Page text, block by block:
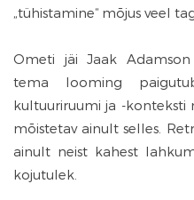
„tühistamine“ mõjus veel
Ometi jäi Jaak Adamson
tema looming
kultuuriruumi ja -
mõistetav ainult selles.
ainult neist kahest
kojutulek.